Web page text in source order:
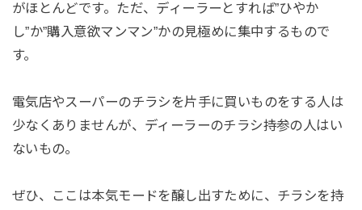
がほとんどです。ただ、ディーラーとすれば”ひやか
し”か”購入意欲マンマン”かの見極めに集中するもので
す。
電気店やスーパーのチラシを片手に買いものをする人は
少なくありませんが、ディーラーのチラシ持参の人はい
ないもの。
ぜひ、ここは本気モードを醸し出すために、チラシを持